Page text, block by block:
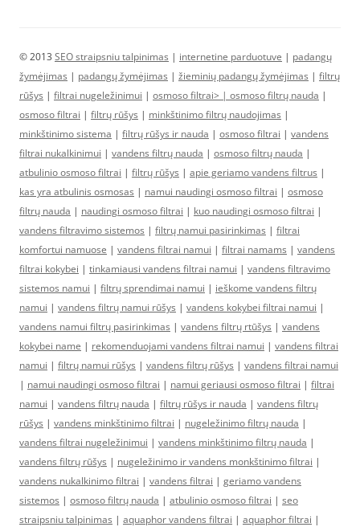
© 2013 SEO straipsniu talpinimas | internetine parduotuve | padangų
žymėjimas | padangų žymėjimas | žieminių padangų žymėjimas | filtrų
rūšys | filtrai nugeležinimui | osmoso filtrai> | osmoso filtrų nauda |
osmoso filtrai | filtrų rūšys | minkštinimo filtrų naudojimas |
minkštinimo sistema | filtrų rūšys ir nauda | osmoso filtrai | vandens
filtrai nukalkinimui | vandens filtrų nauda | osmoso filtrų nauda |
atbulinio osmoso filtrai | filtrų rūšys | apie geriamo vandens filtrus |
kas yra atbulinis osmosas | namui naudingi osmoso filtrai | osmoso
filtrų nauda | naudingi osmoso filtrai | kuo naudingi osmoso filtrai |
vandens filtravimo sistemos | filtrų namui pasirinkimas | filtrai
komfortui namuose | vandens filtrai namui | filtrai namams | vandens
filtrai kokybei | tinkamiausi vandens filtrai namui | vandens filtravimo
sistemos namui | filtrų sprendimai namui | ieškome vandens filtrų
namui | vandens filtrų namui rūšys | vandens kokybei filtrai namui |
vandens namui filtrų pasirinkimas | vandens filtrų rtūšys | vandens
kokybei name | rekomenduojami vandens filtrai namui | vandens filtrai
namui | filtrų namui rūšys | vandens filtrų rūšys | vandens filtrai namui
| namui naudingi osmoso filtrai | namui geriausi osmoso filtrai | filtrai
namui | vandens filtrų nauda | filtrų rūšys ir nauda | vandens filtrų
rūšys | vandens minkštinimo filtrai | nugeležinimo filtrų nauda |
vandens filtrai nugeležinimui | vandens minkštinimo filtrų nauda |
vandens filtrų rūšys | nugeležinimo ir vandens monkštinimo filtrai |
vandens nukalkinimo filtrai | vandens filtrai | geriamo vandens
sistemos | osmoso filtrų nauda | atbulinio osmoso filtrai | seo
straipsniu talpinimas | aquaphor vandens filtrai | aquaphor filtrai |